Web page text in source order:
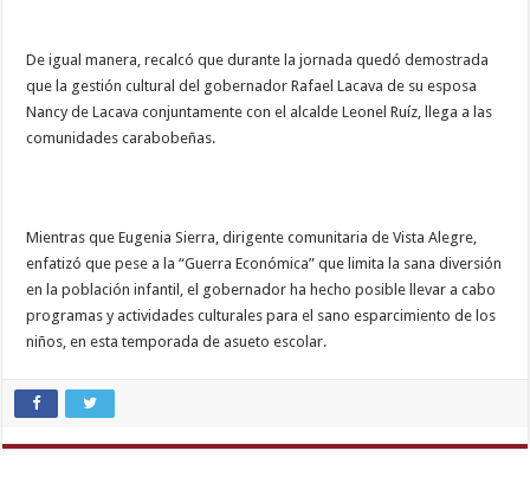
De igual manera, recalcó que durante la jornada quedó demostrada
que la gestión cultural del gobernador Rafael Lacava de su esposa
Nancy de Lacava conjuntamente con el alcalde Leonel Ruíz, llega a las
comunidades carabobeñas.
Mientras que Eugenia Sierra, dirigente comunitaria de Vista Alegre,
enfatizó que pese a la “Guerra Económica” que limita la sana diversión
en la población infantil, el gobernador ha hecho posible llevar a cabo
programas y actividades culturales para el sano esparcimiento de los
niños, en esta temporada de asueto escolar.
tamil
desi
sex,